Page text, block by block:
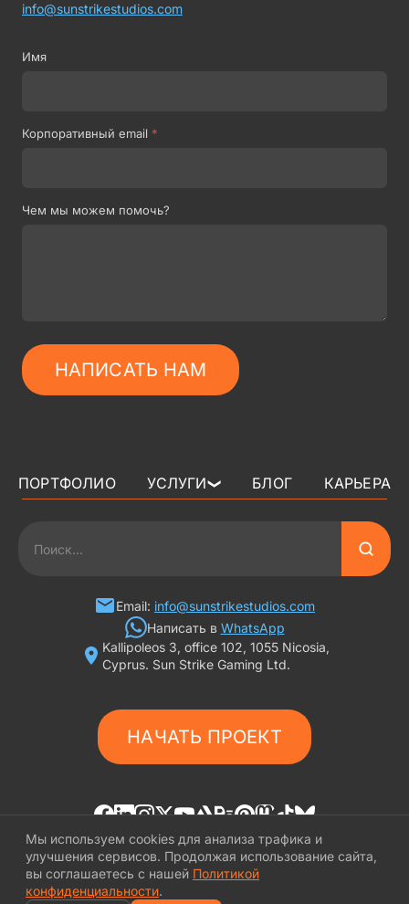
info@sunstrikestudios.com
Имя
Корпоративный email *
Чем мы можем помочь?
НАПИСАТЬ НАМ
ПОРТФОЛИО УСЛУГИ ❯ БЛОГ
КАРЬЕРА
ГРАФИКА ДЛЯ СЛОТОВ
3D ПЕРСОНАЖИ
ИГРОВАЯ РЕКЛАМА
ИГРОВОЙ АРТ С ИИ
НАЧАТЬ ПРОЕКТ
Email: info@sunstrikestudios.com
Написать в WhatsApp
Kallipoleos 3, office 102, 1055 Nicosia,
Cyprus. Sun Strike Gaming Ltd.
© «SunStrike Studios» 2016-2026
Политика конфиденциальности
Мы используем cookies для анализа трафика и
улучшения сервисов. Продолжая использование сайта,
вы соглашаетесь с нашей Политикой
конфиденциальности.